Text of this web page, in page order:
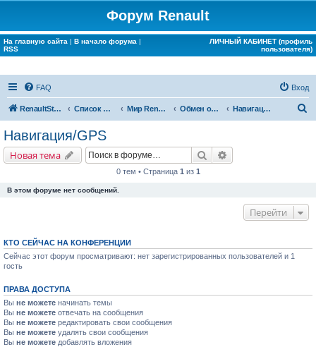
Форум Renault
На главную сайта | В начало форума |
RSS
ЛИЧНЫЙ КАБИНЕТ (профиль
пользователя)
FAQ Вход
RenaultStory Список форумов Мир Renault Обмен опытом Навигация/GPS
Навигация/GPS
Новая тема Поиск
0 тем • Страница 1 из 1
В этом форуме нет сообщений.
Перейти
КТО СЕЙЧАС НА КОНФЕРЕНЦИИ
Сейчас этот форум просматривают: нет зарегистрированных пользователей и 1
гость
ПРАВА ДОСТУПА
Вы не можете начинать темы
Вы не можете отвечать на сообщения
Вы не можете редактировать свои сообщения
Вы не можете удалять свои сообщения
Вы не можете добавлять вложения